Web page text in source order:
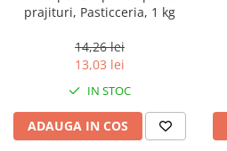
prajituri, Pasticceria, 1 kg
14,26 lei
13,03 lei
IN STOC
ADAUGA IN COS